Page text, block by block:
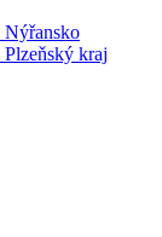
Nýřansko
kraj